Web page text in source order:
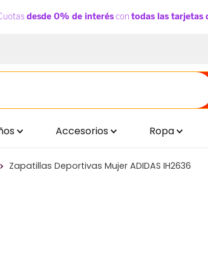
Accesorios Ropa
Zapatillas Deportivas Mujer ADIDAS IH2636